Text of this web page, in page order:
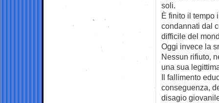
soli.
È finito il tempo
condannati dal
difficile del
Oggi invece la
Nessun rifiuto,
una sua
Il fallimento
conseguenza,
disagio